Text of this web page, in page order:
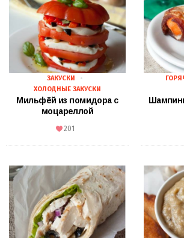
ЗАКУСКИ
ХОЛОДНЫЕ ЗАКУСКИ
Мильфёй из помидора с
моцареллой
201